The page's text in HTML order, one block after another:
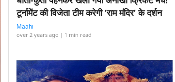
टूर्नामेंट की विजेता टीम करेगी ‘राम मंदिर’ के दर्शन
Maahi
over 2 years ago | 1 min read